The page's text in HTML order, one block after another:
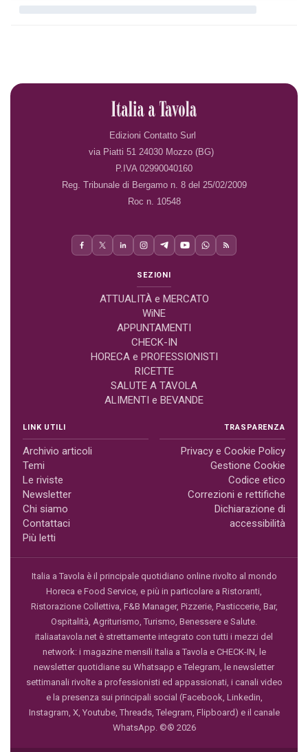
Edizioni Contatto Surl
via Piatti 51 24030 Mozzo (BG)
P.IVA 02990040160
Reg. Tribunale di Bergamo n. 8 del 25/02/2009
Roc n. 10548
SEZIONI
ATTUALITÀ e MERCATO
WiNE
APPUNTAMENTI
CHECK-IN
HORECA e PROFESSIONISTI
RICETTE
SALUTE A TAVOLA
ALIMENTI e BEVANDE
LINK UTILI
Archivio articoli
Temi
Le riviste
Newsletter
Chi siamo
Contattaci
Più letti
TRASPARENZA
Privacy e Cookie Policy
Gestione Cookie
Codice etico
Correzioni e rettifiche
Dichiarazione di
accessibilità
Italia a Tavola è il principale quotidiano online rivolto al mondo
Horeca e Food Service, e più in particolare a Ristoranti,
Ristorazione Collettiva, F&B Manager, Pizzerie, Pasticcerie, Bar,
Ospitalità, Agriturismo, Turismo, Benessere e Salute.
italiaatavola.net è strettamente integrato con tutti i mezzi del
network: i magazine mensili Italia a Tavola e CHECK-IN, le
newsletter quotidiane su Whatsapp e Telegram, le newsletter
settimanali rivolte a professionisti ed appassionati, i canali video
e la presenza sui principali social (Facebook, Linkedin,
Instagram, X, Youtube, Threads, Telegram, Flipboard) e il canale
WhatsApp. ©® 2026